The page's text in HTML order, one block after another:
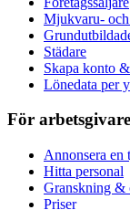
Mjukvaru-
Städare
Skapa konto
Lönedata per
För arbetsgivare
Annonsera en
Hitta personal
Granskning &
Priser